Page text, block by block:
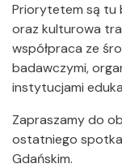
Priorytetem są tu
oraz kulturowa
współpraca ze
badawczymi,
instytucjami
Zapraszamy do
ostatniego
Gdańskim.